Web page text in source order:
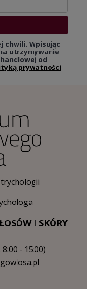
chwili. Wpisując
otrzymywanie
od
prywatności
trychologii
I SKÓRY
- 15:00)